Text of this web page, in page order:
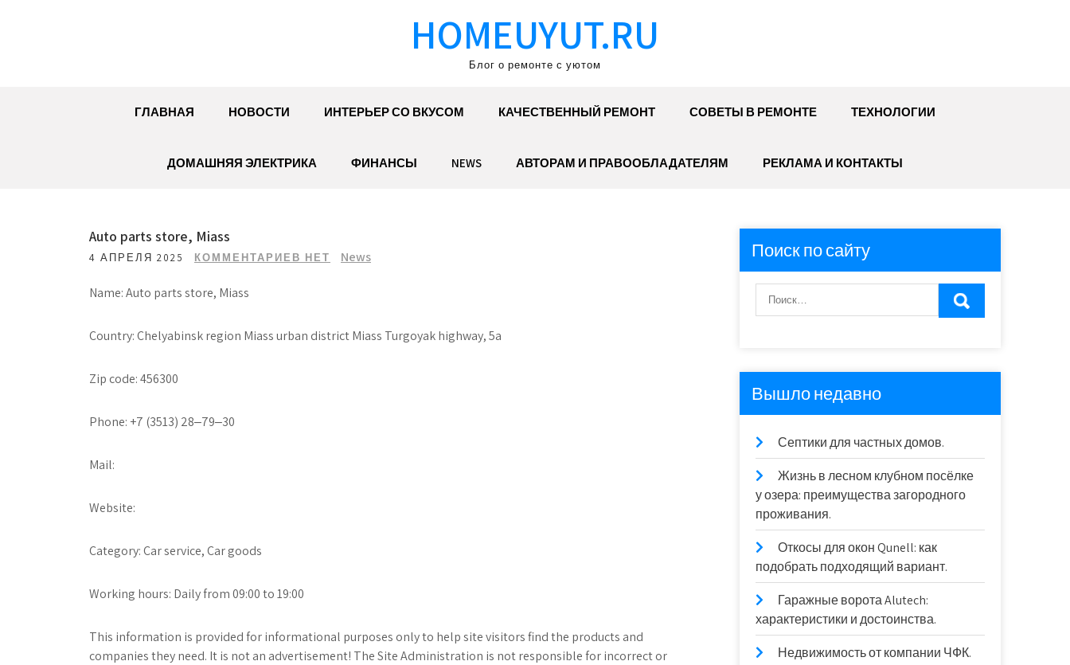
HOMEUYUT.RU
Блог о ремонте с уютом
ГЛАВНАЯ НОВОСТИ ИНТЕРЬЕР СО ВКУСОМ КАЧЕСТВЕННЫЙ РЕМОНТ СОВЕТЫ В РЕМОНТЕ ТЕХНОЛОГИИ
ДОМАШНЯЯ ЭЛЕКТРИКА ФИНАНСЫ NEWS АВТОРАМ И ПРАВООБЛАДАТЕЛЯМ РЕКЛАМА И КОНТАКТЫ
Auto parts store, Miass
4 АПРЕЛЯ 2025 КОММЕНТАРИЕВ НЕТ News
Name: Auto parts store, Miass
Country: Chelyabinsk region Miass urban district Miass Turgoyak highway, 5a
Zip code: 456300
Phone: +7 (3513) 28‒79‒30
Mail:
Website:
Category: Car service, Car goods
Working hours: Daily from 09:00 to 19:00
This information is provided for informational purposes only to help site visitors find the products and
companies they need. It is not an advertisement! The Site Administration is not responsible for incorrect or
Поиск по сайту
Вышло недавно
Септики для частных домов.
Жизнь в лесном клубном посёлке
у озера: преимущества загородного
проживания.
Откосы для окон Qunell: как
подобрать подходящий вариант.
Гаражные ворота Alutech:
характеристики и достоинства.
Недвижимость от компании ЧФК.